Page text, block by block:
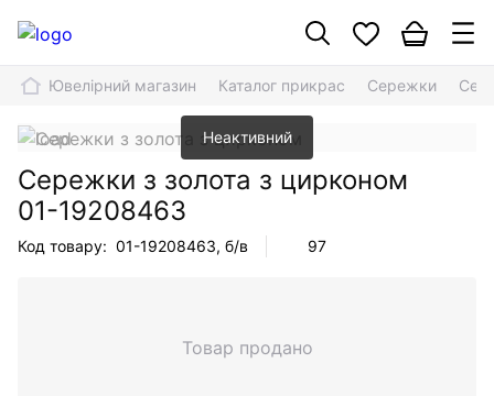
Ювелірний магазин Каталог прикрас Сережки
Неактивний
Сережки з золота з цирконом
01-19208463
Код товару: 01-19208463, б/в 97
Товар продано